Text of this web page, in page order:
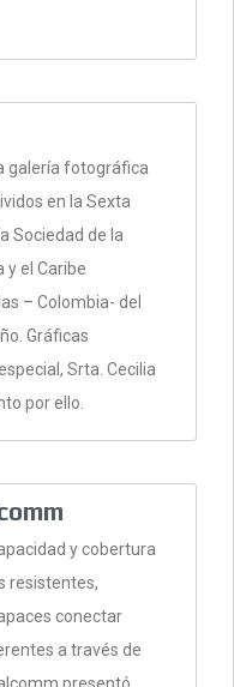
galería fotográfica
en la Sexta
Sociedad de la
y el Caribe
– Colombia- del
Gráficas
Srta. Cecilia
por ello.
y cobertura
resistentes,
conectar
a través de